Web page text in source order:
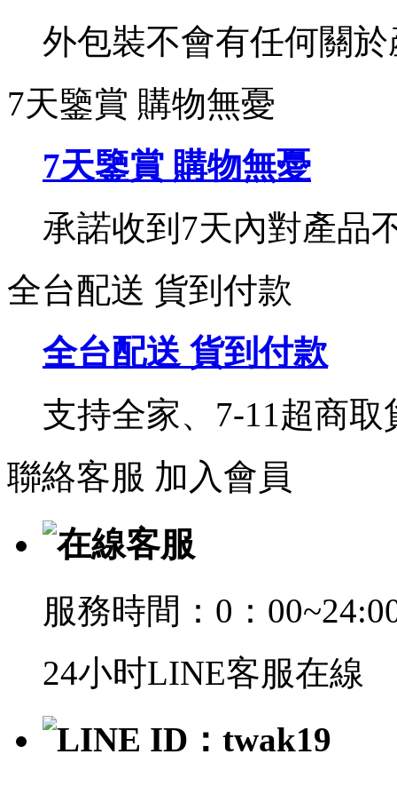
外包裝不會有任何關
7天鑒賞 購物無憂
7天鑒賞 購物無憂
承諾收到7天內對產品
全台配送 貨到付款
全台配送 貨到付款
支持全家、7-11超商
聯絡客服 加入會員
在線客服
服務時間：0：
24小时LINE客服在線
LINE ID：twak19